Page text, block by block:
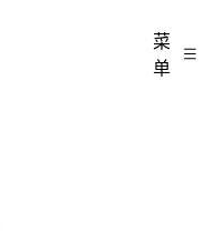
菜
单